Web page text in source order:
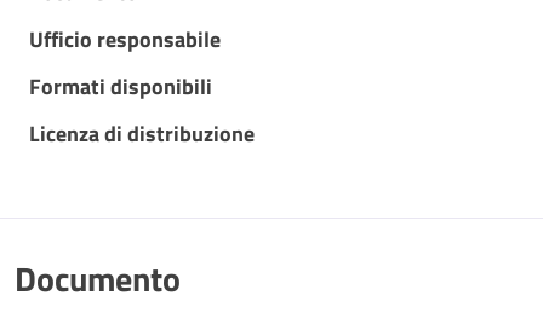
Ufficio responsabile
Formati disponibili
Licenza di distribuzione
Documento